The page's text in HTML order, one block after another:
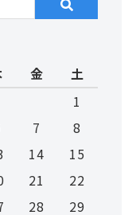
金
土
1
7
8
14
15
21
22
28
29